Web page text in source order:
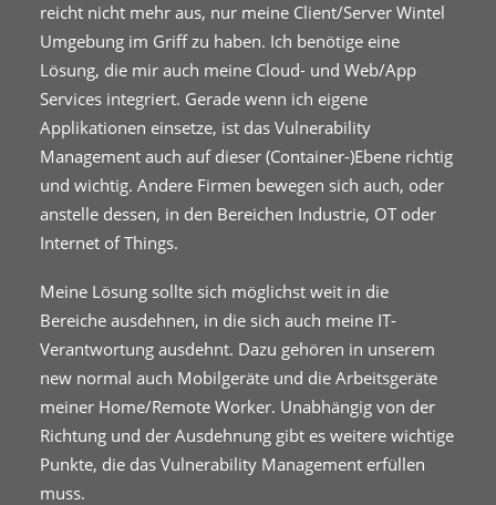
reicht nicht mehr aus, nur meine Client/Server Wintel
Umgebung im Griff zu haben. Ich benötige eine
Lösung, die mir auch meine Cloud- und Web/App
Services integriert. Gerade wenn ich eigene
Applikationen einsetze, ist das Vulnerability
Management auch auf dieser (Container-)Ebene richtig
und wichtig. Andere Firmen bewegen sich auch, oder
anstelle dessen, in den Bereichen Industrie, OT oder
Internet of Things.
Meine Lösung sollte sich möglichst weit in die
Bereiche ausdehnen, in die sich auch meine IT-
Verantwortung ausdehnt. Dazu gehören in unserem
new normal auch Mobilgeräte und die Arbeitsgeräte
meiner Home/Remote Worker. Unabhängig von der
Richtung und der Ausdehnung gibt es weitere wichtige
Punkte, die das Vulnerability Management erfüllen
muss.